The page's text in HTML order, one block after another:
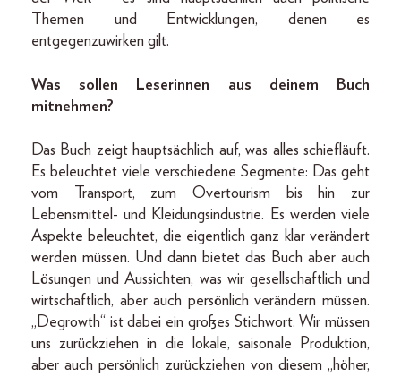
Themen und Entwicklungen, denen es
entgegenzuwirken gilt.
Was sollen Leserinnen aus deinem Buch
mitnehmen?
Das Buch zeigt hauptsächlich auf, was alles schiefläuft.
Es beleuchtet viele verschiedene Segmente: Das geht
vom Transport, zum Overtourism bis hin zur
Lebensmittel- und Kleidungsindustrie. Es werden viele
Aspekte beleuchtet, die eigentlich ganz klar verändert
werden müssen. Und dann bietet das Buch aber auch
Lösungen und Aussichten, was wir gesellschaftlich und
wirtschaftlich, aber auch persönlich verändern müssen.
„Degrowth“ ist dabei ein großes Stichwort. Wir müssen
uns zurückziehen in die lokale, saisonale Produktion,
aber auch persönlich zurückziehen von diesem „höher,